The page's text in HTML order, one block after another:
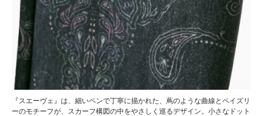
『スエーヴェ』は、細いペンで丁寧に描かれた、蔦のような曲線とペイズリ
ーのモチーフが、スカーフ構図の中をやさしく巡るデザイン。小さなドット